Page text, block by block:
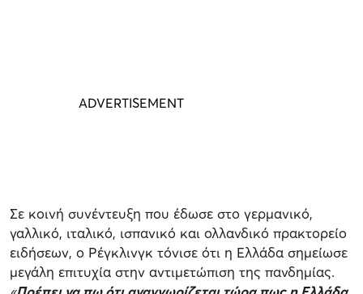
Σε κοινή συνέντευξη που έδωσε στο γερμανικό,
γαλλικό, ιταλικό, ισπανικό και ολλανδικό πρακτορείο
ειδήσεων, ο Ρέγκλινγκ τόνισε ότι η Ελλάδα σημείωσε
μεγάλη επιτυχία στην αντιμετώπιση της πανδημίας.